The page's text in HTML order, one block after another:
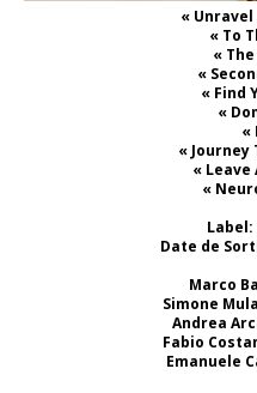
« Unravel
« To
«
«
« Find
«
«
« Journey
« Leave
«
Date de
Marco
Simone
Andrea
Fabio
Emanuele